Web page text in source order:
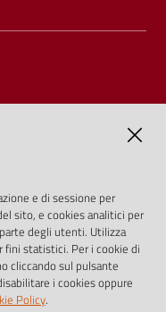
solo alle condizioni
98/CE e dal d.lgs.
e di sessione per
sito, e cookies analitici per
degli utenti. Utilizza
statistici. Per i cookie di
cliccando sul pulsante
i cookies oppure
Policy.